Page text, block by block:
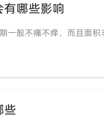
哪些影响
一般不痛不痒，而且面
些